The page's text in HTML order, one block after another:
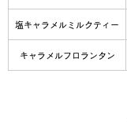
塩キャラメルミルクティー
キャラメルフロランタン